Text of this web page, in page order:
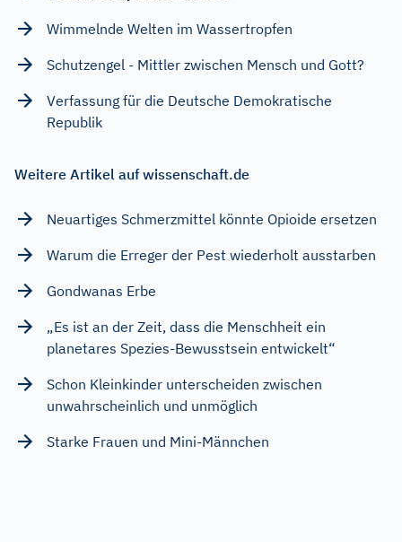
Wimmelnde Welten im Wassertropfen
Schutzengel - Mittler zwischen Mensch und Gott?
Verfassung für die Deutsche Demokratische
Republik
Weitere Artikel auf wissenschaft.de
Neuartiges Schmerzmittel könnte Opioide ersetzen
Warum die Erreger der Pest wiederholt ausstarben
Gondwanas Erbe
„Es ist an der Zeit, dass die Menschheit ein
planetares Spezies-Bewusstsein entwickelt“
Schon Kleinkinder unterscheiden zwischen
unwahrscheinlich und unmöglich
Starke Frauen und Mini-Männchen